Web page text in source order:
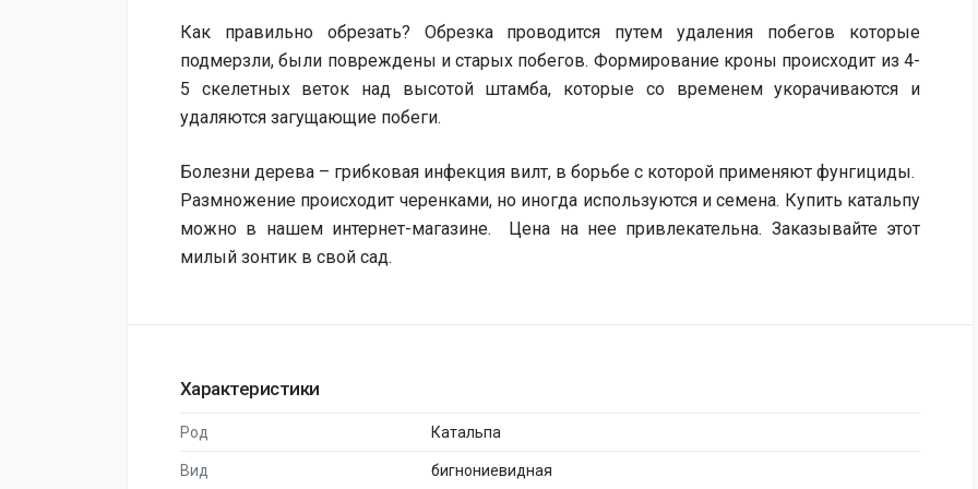
Как правильно обрезать?
Обрезка проводится путем удаления побегов которые
подмерзли, были повреждены и старых побегов. Формирование кроны происходит из 4-
5 скелетных веток над высотой штамба, которые со временем укорачиваются и
удаляются загущающие побеги.
Болезни дерева – грибковая инфекция вилт, в борьбе с которой применяют фунгициды.
Размножение происходит черенками, но иногда используются и семена. Купить катальпу
можно в нашем интернет-магазине. Цена на нее привлекательна. Заказывайте этот
милый зонтик в свой сад.
Характеристики
Род Катальпа
Вид бигнониевидная